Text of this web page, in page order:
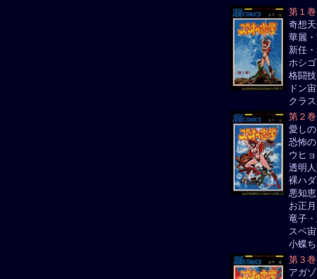
第１巻
奇想
華麗
新任
ホシ
格闘
ドン
クラ
第２巻
愛し
恐怖
ウヒ
透明
裸ハ
悪知
お正
竜子
スペ
小蝶
第３巻
アガ